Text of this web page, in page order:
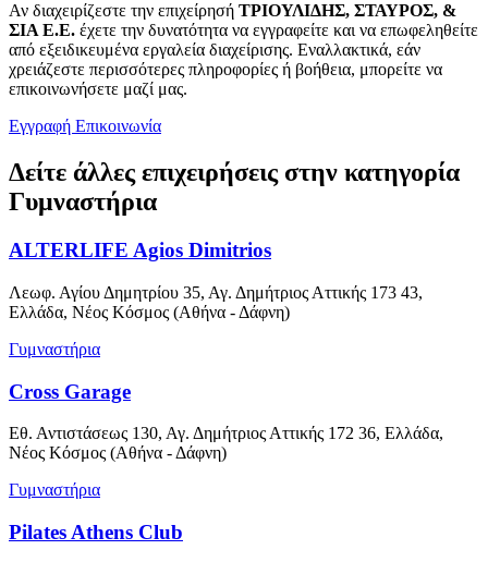
Αν διαχειρίζεστε την επιχείρησή ΤΡΙΟΥΛΙΔΗΣ, ΣΤΑΥΡΟΣ, &
ΣΙΑ Ε.Ε. έχετε την δυνατότητα να εγγραφείτε και να επωφεληθείτε
από εξειδικευμένα εργαλεία διαχείρισης. Εναλλακτικά, εάν
χρειάζεστε περισσότερες πληροφορίες ή βοήθεια, μπορείτε να
επικοινωνήσετε μαζί μας.
Εγγραφή Επικοινωνία
Δείτε άλλες επιχειρήσεις στην κατηγορία
Γυμναστήρια
ALTERLIFE Agios Dimitrios
Λεωφ. Αγίου Δημητρίου 35, Αγ. Δημήτριος Αττικής 173 43,
Ελλάδα, Νέος Κόσμος (Αθήνα - Δάφνη)
Γυμναστήρια
Cross Garage
Εθ. Αντιστάσεως 130, Αγ. Δημήτριος Αττικής 172 36, Ελλάδα,
Νέος Κόσμος (Αθήνα - Δάφνη)
Γυμναστήρια
Pilates Athens Club